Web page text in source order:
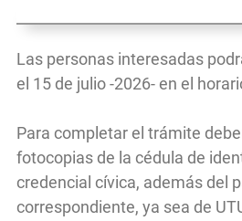
Las personas interesadas
el 15 de julio -2026- en el
Para completar el trámite
fotocopias de la cédula de
credencial cívica, además del
correspondiente, ya sea de